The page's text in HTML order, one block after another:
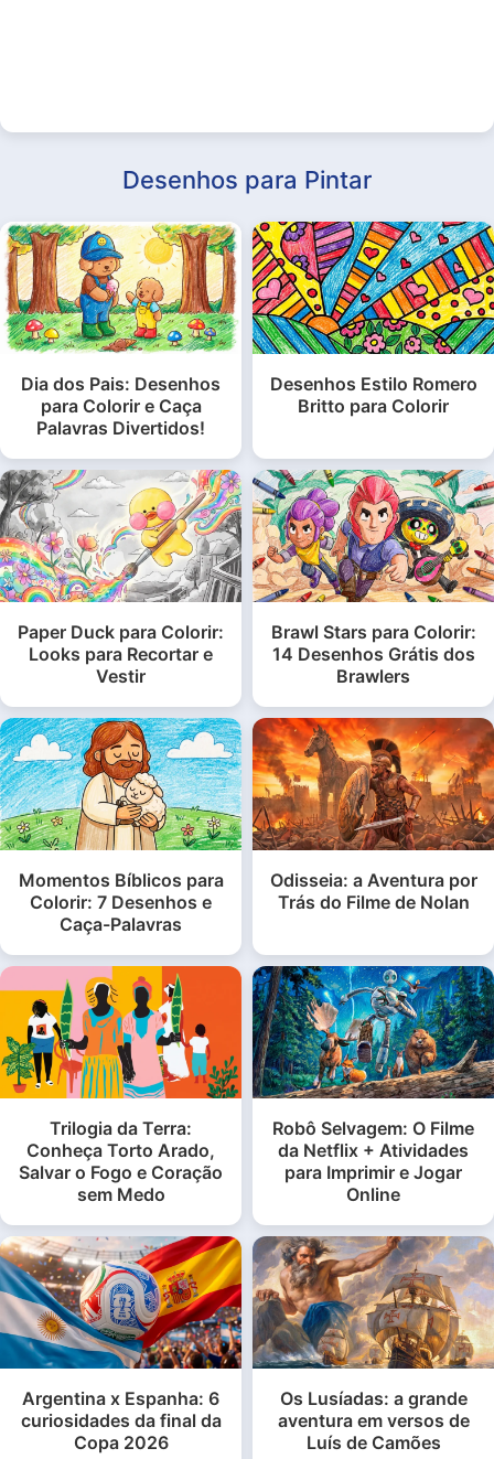
Desenhos para Pintar
Dia dos Pais: Desenhos
para Colorir e Caça
Palavras Divertidos!
Desenhos Estilo Romero
Britto para Colorir
Paper Duck para Colorir:
Looks para Recortar e
Vestir
Brawl Stars para Colorir:
14 Desenhos Grátis dos
Brawlers
Momentos Bíblicos para
Colorir: 7 Desenhos e
Caça-Palavras
Odisseia: a Aventura por
Trás do Filme de Nolan
Trilogia da Terra:
Conheça Torto Arado,
Salvar o Fogo e Coração
sem Medo
Robô Selvagem: O Filme
da Netflix + Atividades
para Imprimir e Jogar
Online
Argentina x Espanha: 6
curiosidades da final da
Copa 2026
Os Lusíadas: a grande
aventura em versos de
Luís de Camões